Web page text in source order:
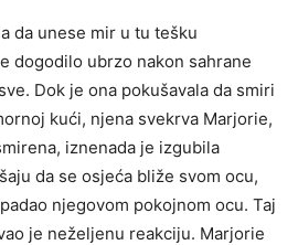
da unese mir u tu tešku
dogodilo ubrzo nakon sahrane
Dok je ona pokušavala da smiri
kući, njena svekrva Marjorie,
iznenada je izgubila
da se osjeća bliže svom ocu,
njegovom pokojnom ocu. Taj
je neželjenu reakciju. Marjorie